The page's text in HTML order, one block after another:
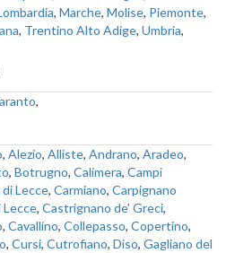
, Marche, Molise, Piemonte,
, Trentino Alto Adige, Umbria,
,
, Alezio, Alliste, Andrano, Aradeo,
, Botrugno, Calimera, Campi
Lecce, Carmiano, Carpignano
Lecce, Castrignano de' Greci,
, Cavallino, Collepasso, Copertino,
, Cursi, Cutrofiano, Diso, Gagliano del